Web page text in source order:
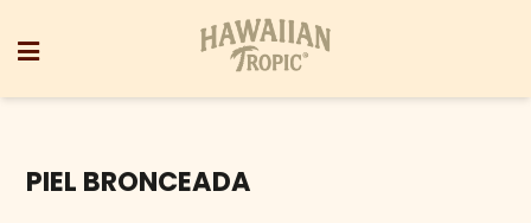
PIEL BRONCEADA